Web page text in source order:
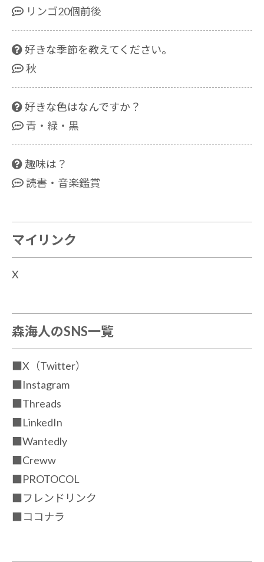
リンゴ20個前後
好きな季節を教えてください。
秋
好きな色はなんですか？
青・緑・黒
趣味は？
読書・音楽鑑賞
マイリンク
X
森海人のSNS一覧
■X（Twitter）
■Instagram
■Threads
■LinkedIn
■Wantedly
■Creww
■PROTOCOL
■フレンドリンク
■ココナラ